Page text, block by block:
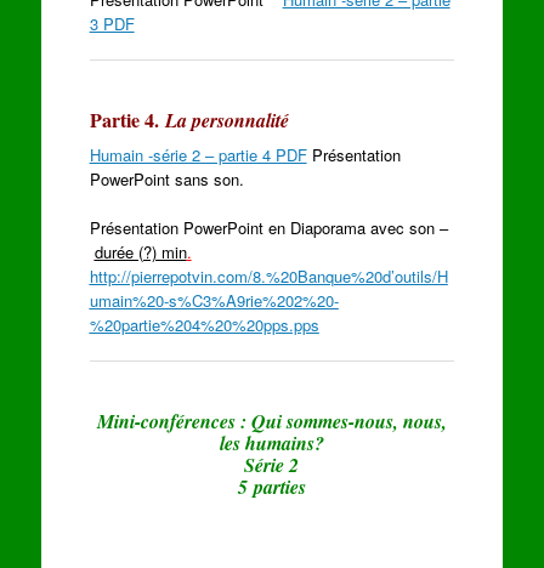
3 PDF
Partie 4.La personnalité
Humain -série 2 – partie 4 PDF Présentation
PowerPoint sans son.
Présentation PowerPoint en Diaporama avec son –
durée (?) min.
http://pierrepotvin.com/8.%20Banque%20d’outils/H
umain%20-s%C3%A9rie%202%20-
%20partie%204%20%20pps.pps
Mini-conférences : Qui sommes-nous, nous,
les humains?
Série 2
5 parties